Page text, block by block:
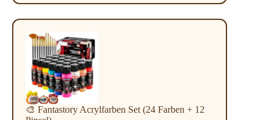
🎨 Fantastory Acrylfarben Set (24 Farben + 12